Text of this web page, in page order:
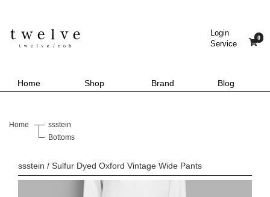
Login
Service
0
Home Shop Brand Blog
Home
ssstein
Bottoms
ssstein / Sulfur Dyed Oxford Vintage Wide Pants